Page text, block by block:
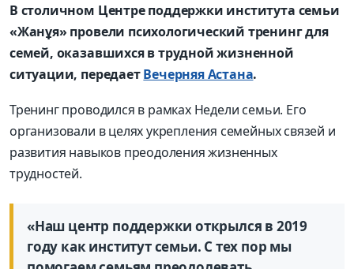
В столичном Центре поддержки института семьи
«Жанұя» провели психологический тренинг для
семей, оказавшихся в трудной жизненной
ситуации, передаетВечерняя Астана.
Тренинг проводился в рамках Недели семьи. Его
организовали в целях укрепления семейных связей и
развития навыков преодоления жизненных
трудностей.
«Наш центр поддержки открылся в 2019
году как институт семьи. С тех пор мы